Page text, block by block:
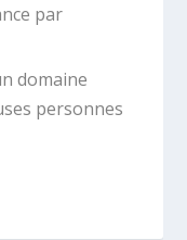
par
domaine
personnes